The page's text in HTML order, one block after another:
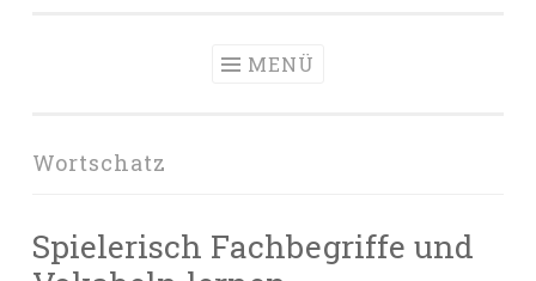
MENÜ
Wortschatz
Spielerisch Fachbegriffe und